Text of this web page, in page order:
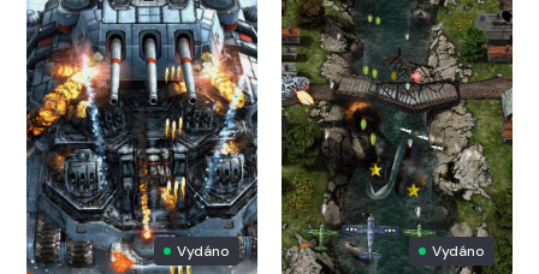
Vydáno Vydáno